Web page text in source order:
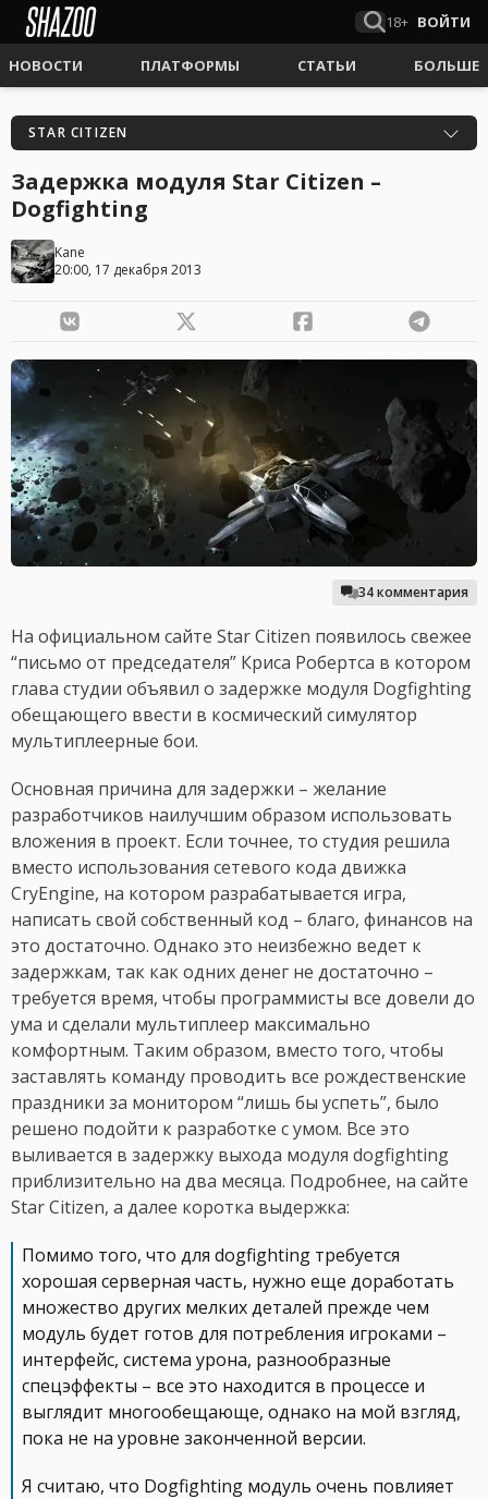
18+ ВОЙТИ
НОВОСТИ ПЛАТФОРМЫ СТАТЬИ БОЛЬШЕ
STAR CITIZEN
Задержка модуля Star Citizen –
Dogfighting
Kane
20:00, 17 декабря 2013
34 комментария
На официальном сайте Star Citizen появилось свежее
“письмо от председателя” Криса Робертса в котором
глава студии объявил о задержке модуля Dogfighting
обещающего ввести в космический симулятор
мультиплеерные бои.
Основная причина для задержки – желание
разработчиков наилучшим образом использовать
вложения в проект. Если точнее, то студия решила
вместо использования сетевого кода движка
CryEngine, на котором разрабатывается игра,
написать свой собственный код – благо, финансов на
это достаточно. Однако это неизбежно ведет к
задержкам, так как одних денег не достаточно –
требуется время, чтобы программисты все довели до
ума и сделали мультиплеер максимально
комфортным. Таким образом, вместо того, чтобы
заставлять команду проводить все рождественские
праздники за монитором “лишь бы успеть”, было
решено подойти к разработке с умом. Все это
выливается в задержку выхода модуля dogfighting
приблизительно на два месяца. Подробнее, на сайте
Star Citizen, а далее коротка выдержка:
Помимо того, что для dogfighting требуется
хорошая серверная часть, нужно еще доработать
множество других мелких деталей прежде чем
модуль будет готов для потребления игроками –
интерфейс, система урона, разнообразные
спецэффекты – все это находится в процессе и
выглядит многообещающе, однако на мой взгляд,
пока не на уровне законченной версии.
Я считаю, что Dogfighting модуль очень повлияет